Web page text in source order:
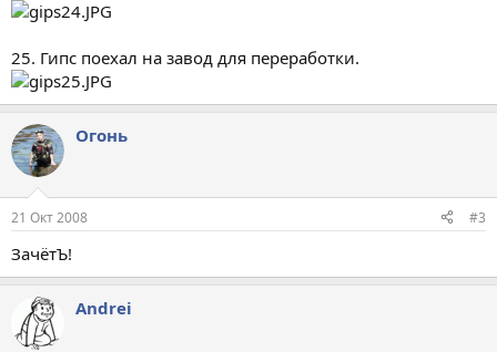
25. Гипс поехал на завод для переработки.
Огонь
21 Окт 2008 #3
ЗачётЪ!
Andrei